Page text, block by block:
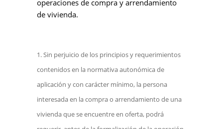
operaciones de compra y arrendamiento
de vivienda.
Sin perjuicio de los principios y requerimientos
contenidos en la normativa autonómica de
aplicación y con carácter mínimo, la persona
interesada en la compra o arrendamiento de una
vivienda que se encuentre en oferta, podrá